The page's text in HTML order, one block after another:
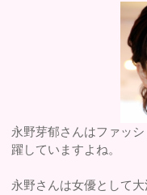
永野芽郁さんはファッ
躍していますよね。
永野さんは女優として